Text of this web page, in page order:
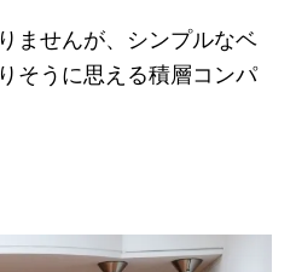
ませんが、シンプルなベ
そうに思える積層コンパ